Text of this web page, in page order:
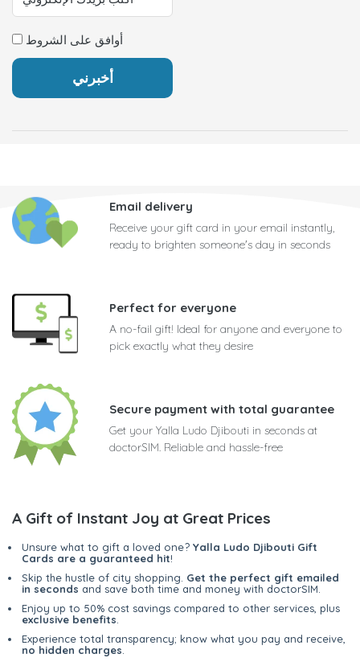
أوافق على الشروط
Email delivery
Receive your gift card in your email instantly,
ready to brighten someone's day in seconds
Perfect for everyone
A no-fail gift! Ideal for anyone and everyone to
pick exactly what they desire
Secure payment with total guarantee
Get your Yalla Ludo Djibouti in seconds at
doctorSIM. Reliable and hassle-free
A Gift of Instant Joy at Great Prices
Unsure what to gift a loved one? Yalla Ludo Djibouti Gift
Cards are a guaranteed hit!
Skip the hustle of city shopping. Get the perfect gift emailed
in seconds and save both time and money with doctorSIM.
Enjoy up to 50% cost savings compared to other services, plus
exclusive benefits
Experience total transparency; know what you pay and receive,
no hidden charges